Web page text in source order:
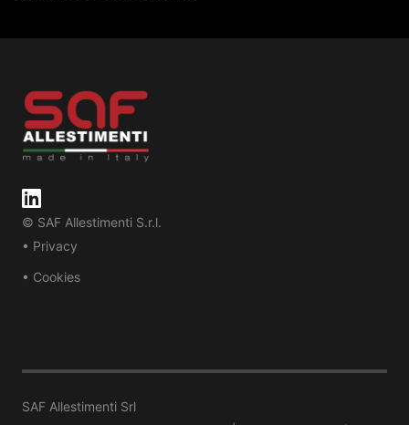
© SAF Allestimenti S.r.l.
• Privacy
• Cookies
SAF Allestimenti Srl